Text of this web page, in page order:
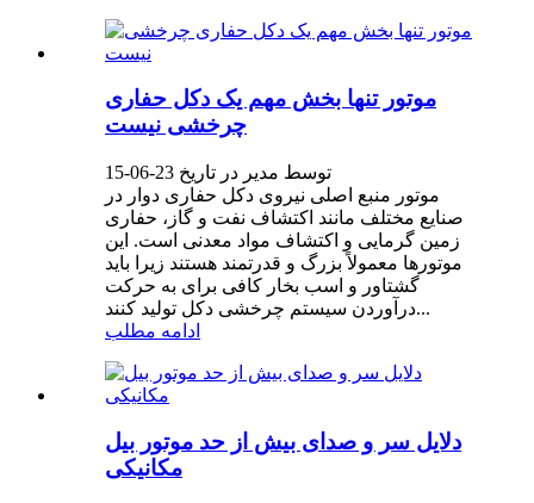
موتور تنها بخش مهم یک دکل حفاری
چرخشی نیست
توسط مدیر در تاریخ 23-06-15
موتور منبع اصلی نیروی دکل حفاری دوار در
صنایع مختلف مانند اکتشاف نفت و گاز، حفاری
زمین گرمایی و اکتشاف مواد معدنی است. این
موتورها معمولاً بزرگ و قدرتمند هستند زیرا باید
گشتاور و اسب بخار کافی برای به حرکت
درآوردن سیستم چرخشی دکل تولید کنند...
ادامه مطلب
دلایل سر و صدای بیش از حد موتور بیل
مکانیکی